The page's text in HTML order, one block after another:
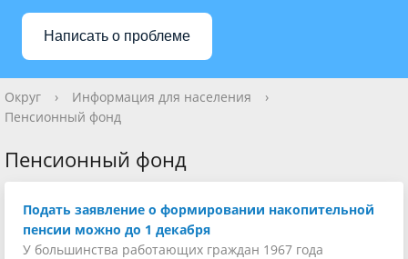
Написать о проблеме
Округ › Информация для населения
›
Пенсионный фонд
Пенсионный фонд
Подать заявление о формировании накопительной
пенсии можно до 1 декабря
У большинства работающих граждан 1967 года